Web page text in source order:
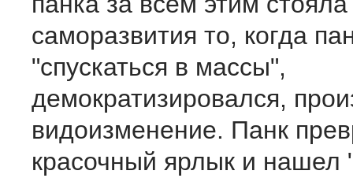
саморазвития то, когда
"спускаться в массы",
демократизировался,
видоизменение. Панк
красочный ярлык и нашел